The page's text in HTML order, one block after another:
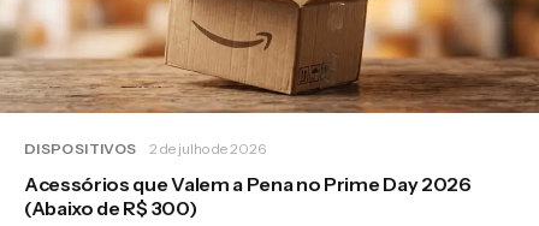
DISPOSITIVOS 2 de julho de 2026
Acessórios que Valem a Pena no Prime Day 2026
(Abaixo de R$ 300)